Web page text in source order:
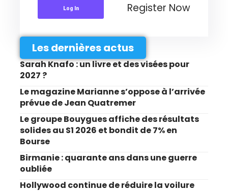
Log In Register Now
Les dernières actus
Sarah Knafo : un livre et des visées pour
2027 ?
Le magazine Marianne s’oppose à l’arrivée
prévue de Jean Quatremer
Le groupe Bouygues affiche des résultats
solides au S1 2026 et bondit de 7% en
Bourse
Birmanie : quarante ans dans une guerre
oubliée
Hollywood continue de réduire la voilure